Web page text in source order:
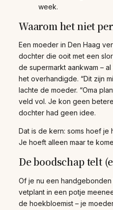
week.
Waarom het niet
Een moeder in Den Haag
dochter die ooit met een
de supermarkt aankwam –
het overhandigde. “Dit zijn
lachte de moeder. “Oma
veld vol. Je kon geen
dochter had geen idee.
Dat is de kern: soms hoef je
Je hoeft alleen maar te
De boodschap telt
Of je nu een
vetplant in een potje
de hoekbloemist – je